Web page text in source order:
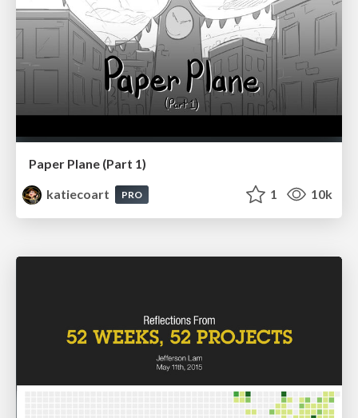
Paper Plane (Part 1)
katiecoart
PRO 1 10k